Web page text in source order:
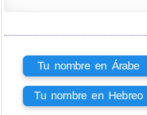
Tu nombre en Árabe
Tu nombre en Hebreo